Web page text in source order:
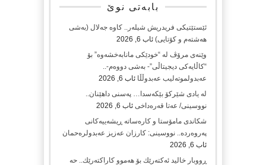
بابەتی نوێ
ئێستێتیکی فریدریش شیلەر.. کاوە جەلال (بەشی
هەشتەم و کۆتایی) ئاب 6, 2026
وێنەی مرۆڤ لە “خودێکی مانابەخشەوە” بۆ
“کاڵایەکی دیجیتاڵی”- بەشی دووەم-..
عەبدولموتەلیب عەبدوڵڵا ئاب 6, 2026
لە یادی شێرکۆ بێکەسدا… پەسنی داهێنان..
نووسینی/ عەتا قەرەداخی ئاب 6, 2026
شکاندی مامۆستا و کارەساتە ڕیشەییەکانی
پەروەردە.. نووسینی: کارزان عەزیز عەبدولرەحمان
ئاب 6, 2026
ڕووبار خالید ئەكتەرێك بۆ هەموو كاراكتەرێك.. حه